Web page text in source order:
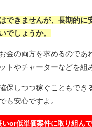
できませんが、長期的に
でしょうか。
金の両方を求めるのであ
トやチャーターなどを組
保しつつ稼ぐこともでき
も安心ですよ。
いor低単価案件に取り組ん